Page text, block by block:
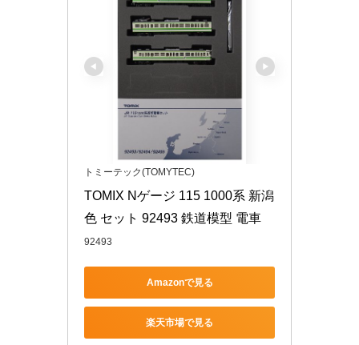
トミーテック(TOMYTEC)
TOMIX Nゲージ 115 1000系 新潟
色 セット 92493 鉄道模型 電車
92493
Amazonで見る
楽天市場で見る